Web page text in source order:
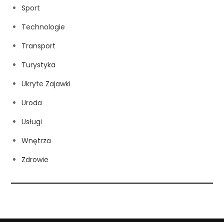
Sport
Technologie
Transport
Turystyka
Ukryte Zajawki
Uroda
Usługi
Wnętrza
Zdrowie